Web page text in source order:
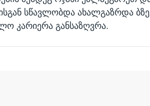
სწავლობდა ახალგაზრდა
კარიერა განსაზღვრა.